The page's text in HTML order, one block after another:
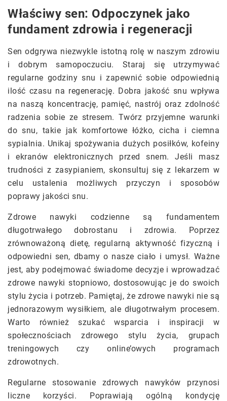
Właściwy sen: Odpoczynek jako
fundament zdrowia i regeneracji
Sen odgrywa niezwykle istotną rolę w naszym zdrowiu
i dobrym samopoczuciu. Staraj się utrzymywać
regularne godziny snu i zapewnić sobie odpowiednią
ilość czasu na regenerację. Dobra jakość snu wpływa
na naszą koncentrację, pamięć, nastrój oraz zdolność
radzenia sobie ze stresem. Twórz przyjemne warunki
do snu, takie jak komfortowe łóżko, cicha i ciemna
sypialnia. Unikaj spożywania dużych posiłków, kofeiny
i ekranów elektronicznych przed snem. Jeśli masz
trudności z zasypianiem, skonsultuj się z lekarzem w
celu ustalenia możliwych przyczyn i sposobów
poprawy jakości snu.
Zdrowe nawyki codzienne są fundamentem
długotrwałego dobrostanu i zdrowia. Poprzez
zrównoważoną dietę, regularną aktywność fizyczną i
odpowiedni sen, dbamy o nasze ciało i umysł. Ważne
jest, aby podejmować świadome decyzje i wprowadzać
zdrowe nawyki stopniowo, dostosowując je do swoich
stylu życia i potrzeb. Pamiętaj, że zdrowe nawyki nie są
jednorazowym wysiłkiem, ale długotrwałym procesem.
Warto również szukać wsparcia i inspiracji w
społecznościach zdrowego stylu życia, grupach
treningowych czy online’owych programach
zdrowotnych.
Regularne stosowanie zdrowych nawyków przynosi
liczne korzyści. Poprawiają ogólną kondycję